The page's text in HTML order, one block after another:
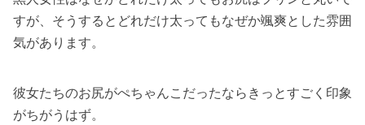
すが、そうするとどれだけ太ってもなぜか颯爽とした雰囲
気があります。
彼女たちのお尻がぺちゃんこだったならきっとすごく印象
がちがうはず。